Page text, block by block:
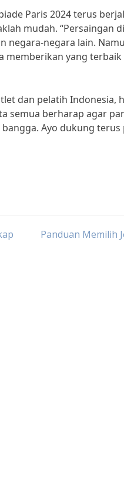
Paris 2024 terus
mudah. “Persaingan
negara lain.
yang
dan pelatih Indonesia,
semua berharap agar
Ayo dukung
Panduan Memilih